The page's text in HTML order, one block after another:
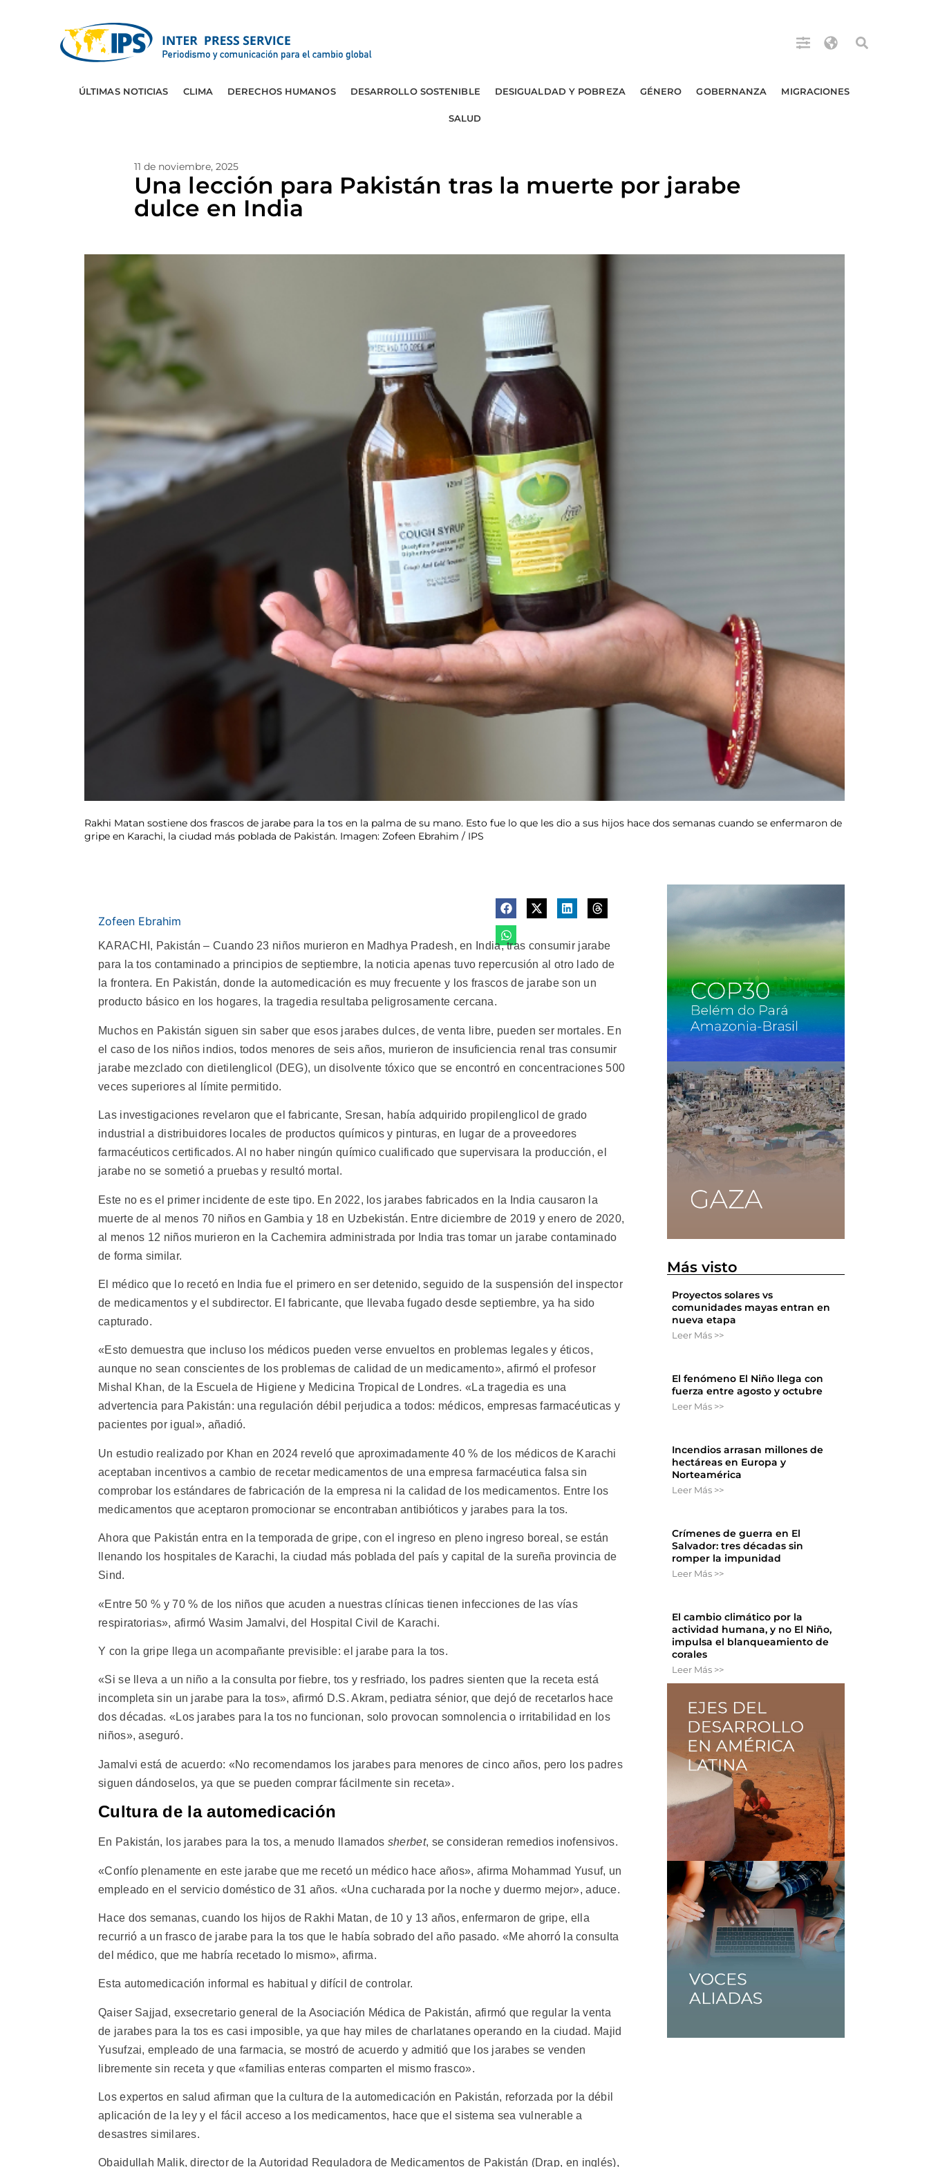
ÚLTIMAS NOTICIAS CLIMA DERECHOS HUMANOS DESARROLLO SOSTENIBLE DESIGUALDAD Y POBREZA GÉNERO GOBERNANZA MIGRACIONES
SALUD
11 de noviembre, 2025
Una lección para Pakistán tras la muerte por jarabe
dulce en India
Rakhi Matan sostiene dos frascos de jarabe para la tos en la palma de su mano. Esto fue lo que les dio a sus hijos hace dos semanas cuando se enfermaron de
gripe en Karachi, la ciudad más poblada de Pakistán. Imagen: Zofeen Ebrahim / IPS
Zofeen Ebrahim
KARACHI, Pakistán – Cuando 23 niños murieron en Madhya Pradesh, en India, tras consumir jarabe
para la tos contaminado a principios de septiembre, la noticia apenas tuvo repercusión al otro lado de
la frontera. En Pakistán, donde la automedicación es muy frecuente y los frascos de jarabe son un
producto básico en los hogares, la tragedia resultaba peligrosamente cercana.
Muchos en Pakistán siguen sin saber que esos jarabes dulces, de venta libre, pueden ser mortales. En
el caso de los niños indios, todos menores de seis años, murieron de insuficiencia renal tras consumir
jarabe mezclado con dietilenglicol (DEG), un disolvente tóxico que se encontró en concentraciones 500
veces superiores al límite permitido.
Las investigaciones revelaron que el fabricante, Sresan, había adquirido propilenglicol de grado
industrial a distribuidores locales de productos químicos y pinturas, en lugar de a proveedores
farmacéuticos certificados. Al no haber ningún químico cualificado que supervisara la producción, el
jarabe no se sometió a pruebas y resultó mortal.
Este no es el primer incidente de este tipo. En 2022, los jarabes fabricados en la India causaron la
muerte de al menos 70 niños en Gambia y 18 en Uzbekistán. Entre diciembre de 2019 y enero de 2020,
al menos 12 niños murieron en la Cachemira administrada por India tras tomar un jarabe contaminado
de forma similar.
El médico que lo recetó en India fue el primero en ser detenido, seguido de la suspensión del inspector
de medicamentos y el subdirector. El fabricante, que llevaba fugado desde septiembre, ya ha sido
capturado.
«Esto demuestra que incluso los médicos pueden verse envueltos en problemas legales y éticos,
aunque no sean conscientes de los problemas de calidad de un medicamento», afirmó el profesor
Mishal Khan, de la Escuela de Higiene y Medicina Tropical de Londres. «La tragedia es una
advertencia para Pakistán: una regulación débil perjudica a todos: médicos, empresas farmacéuticas y
pacientes por igual», añadió.
Un estudio realizado por Khan en 2024 reveló que aproximadamente 40 % de los médicos de Karachi
aceptaban incentivos a cambio de recetar medicamentos de una empresa farmacéutica falsa sin
comprobar los estándares de fabricación de la empresa ni la calidad de los medicamentos. Entre los
medicamentos que aceptaron promocionar se encontraban antibióticos y jarabes para la tos.
Ahora que Pakistán entra en la temporada de gripe, con el ingreso en pleno ingreso boreal, se están
llenando los hospitales de Karachi, la ciudad más poblada del país y capital de la sureña provincia de
Sind.
«Entre 50 % y 70 % de los niños que acuden a nuestras clínicas tienen infecciones de las vías
respiratorias», afirmó Wasim Jamalvi, del Hospital Civil de Karachi.
Y con la gripe llega un acompañante previsible: el jarabe para la tos.
«Si se lleva a un niño a la consulta por fiebre, tos y resfriado, los padres sienten que la receta está
incompleta sin un jarabe para la tos», afirmó D.S. Akram, pediatra sénior, que dejó de recetarlos hace
dos décadas. «Los jarabes para la tos no funcionan, solo provocan somnolencia o irritabilidad en los
niños», aseguró.
Jamalvi está de acuerdo: «No recomendamos los jarabes para menores de cinco años, pero los padres
siguen dándoselos, ya que se pueden comprar fácilmente sin receta».
Cultura de la automedicación
En Pakistán, los jarabes para la tos, a menudo llamados sherbet, se consideran remedios inofensivos.
«Confío plenamente en este jarabe que me recetó un médico hace años», afirma Mohammad Yusuf, un
empleado en el servicio doméstico de 31 años. «Una cucharada por la noche y duermo mejor», aduce.
Hace dos semanas, cuando los hijos de Rakhi Matan, de 10 y 13 años, enfermaron de gripe, ella
recurrió a un frasco de jarabe para la tos que le había sobrado del año pasado. «Me ahorró la consulta
del médico, que me habría recetado lo mismo», afirma.
Esta automedicación informal es habitual y difícil de controlar.
Qaiser Sajjad, exsecretario general de la Asociación Médica de Pakistán, afirmó que regular la venta
de jarabes para la tos es casi imposible, ya que hay miles de charlatanes operando en la ciudad. Majid
Yusufzai, empleado de una farmacia, se mostró de acuerdo y admitió que los jarabes se venden
libremente sin receta y que «familias enteras comparten el mismo frasco».
Los expertos en salud afirman que la cultura de la automedicación en Pakistán, reforzada por la débil
aplicación de la ley y el fácil acceso a los medicamentos, hace que el sistema sea vulnerable a
desastres similares.
Obaidullah Malik, director de la Autoridad Reguladora de Medicamentos de Pakistán (Drap, en inglés),
Más visto
Proyectos solares vs
comunidades mayas entran en
nueva etapa
Leer Más >>
El fenómeno El Niño llega con
fuerza entre agosto y octubre
Leer Más >>
Incendios arrasan millones de
hectáreas en Europa y
Norteamérica
Leer Más >>
Crímenes de guerra en El
Salvador: tres décadas sin
romper la impunidad
Leer Más >>
El cambio climático por la
actividad humana, y no El Niño,
impulsa el blanqueamiento de
corales
Leer Más >>